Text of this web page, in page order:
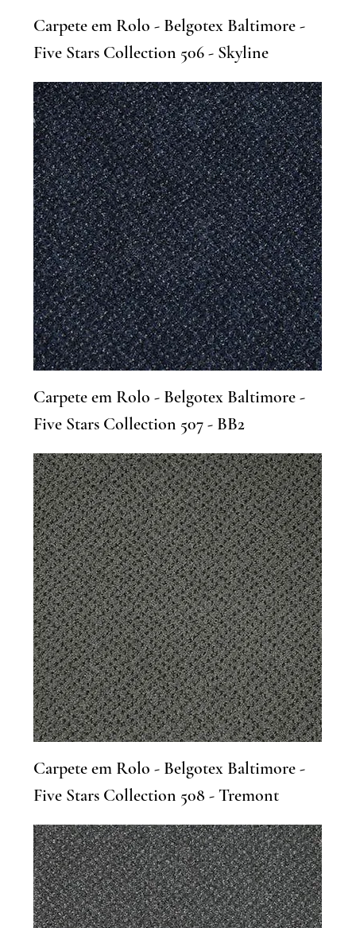
Carpete em Rolo - Belgotex Baltimore -
Five Stars Collection 506 - Skyline
Carpete em Rolo - Belgotex Baltimore -
Five Stars Collection 507 - BB2
Carpete em Rolo - Belgotex Baltimore -
Five Stars Collection 508 - Tremont